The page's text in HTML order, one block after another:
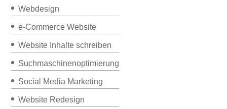
Webdesign
e-Commerce Website
Website Inhalte schreiben
Suchmaschinenoptimierung
Social Media Marketing
Website Redesign